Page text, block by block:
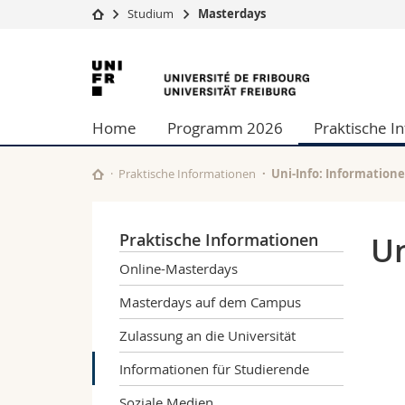
Universität
Studium
Forschung
Universität
Weiterbildung
Wirtschafts-
Philosophische
Fak. für
Studium Masterdays
Universität
Freiburg
Home Programm 2026 Praktische
Praktische Informationen Uni-Info:
Praktische Informationen
Online-Masterdays
Masterdays auf dem Campus
Zulassung an die Universität
Informationen für Studierende